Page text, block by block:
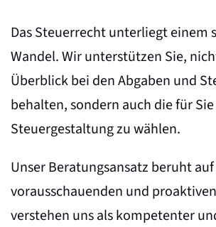
Das Steuerrecht unterliegt einem
Wandel. Wir unterstützen Sie,
Überblick bei den Abgaben und
behalten, sondern auch die für
Steuergestaltung zu wählen.
Unser Beratungsansatz beruht
vorausschauenden und
verstehen uns als kompetenter